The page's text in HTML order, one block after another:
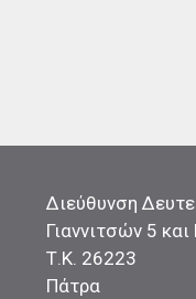
Διεύθυνση
Γιαννιτσών 5
Τ.Κ. 26223
Πάτρα